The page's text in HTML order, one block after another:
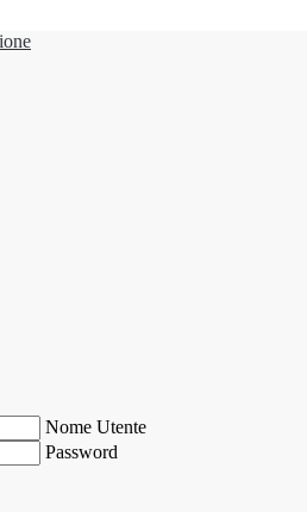
Nome Utente
Password